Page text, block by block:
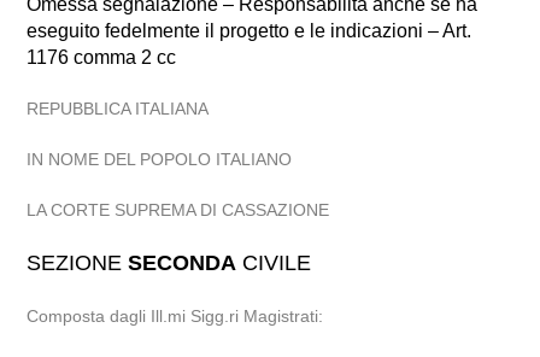
Omessa segnalazione – Responsabilità anche se ha
eseguito fedelmente il progetto e le indicazioni – Art.
1176 comma 2 cc
REPUBBLICA ITALIANA
IN NOME DEL POPOLO ITALIANO
LA CORTE SUPREMA DI CASSAZIONE
SEZIONESECONDA CIVILE
Composta dagli Ill.mi Sigg.ri Magistrati: